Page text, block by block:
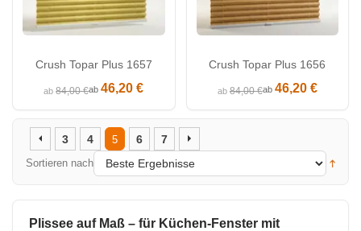
Crush Topar Plus 1657
ab84,00 €ab46,20 €
Crush Topar Plus 1656
ab84,00 €ab 46,20 €
Sortieren nach
3 4 5 6 7
Plissee auf Maß – für Küchen-Fenster mit